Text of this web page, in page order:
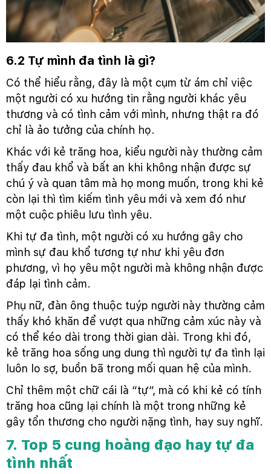
6.2 Tự mình đa tình là gì?
Có thể hiểu rằng, đây là một cụm từ ám chỉ việc
một người có xu hướng tin rằng người khác yêu
thương và có tình cảm với mình, nhưng thật ra đó
chỉ là ảo tưởng của chính họ.
Khác với kẻ trăng hoa, kiểu người này thường cảm
thấy đau khổ và bất an khi không nhận được sự
chú ý và quan tâm mà họ mong muốn, trong khi kẻ
còn lại thì tìm kiếm tình yêu mới và xem đó như
một cuộc phiêu lưu tình yêu.
Khi tự đa tình, một người có xu hướng gây cho
mình sự đau khổ tương tự như khi yêu đơn
phương, vì họ yêu một người mà không nhận được
đáp lại tình cảm.
Phụ nữ, đàn ông thuộc tuýp người này thường cảm
thấy khó khăn để vượt qua những cảm xúc này và
có thể kéo dài trong thời gian dài. Trong khi đó,
kẻ trăng hoa sống ung dung thì người tự đa tình lại
luôn lo sợ, buồn bã trong mối quan hệ của mình.
Chỉ thêm một chữ cái là “tự”, mà có khi kẻ có tính
trăng hoa cũng lại chính là một trong những kẻ
gây tổn thương cho người nặng tình, hay suy nghĩ.
7. Top 5 cung hoàng đạo hay tự đa
tình nhất